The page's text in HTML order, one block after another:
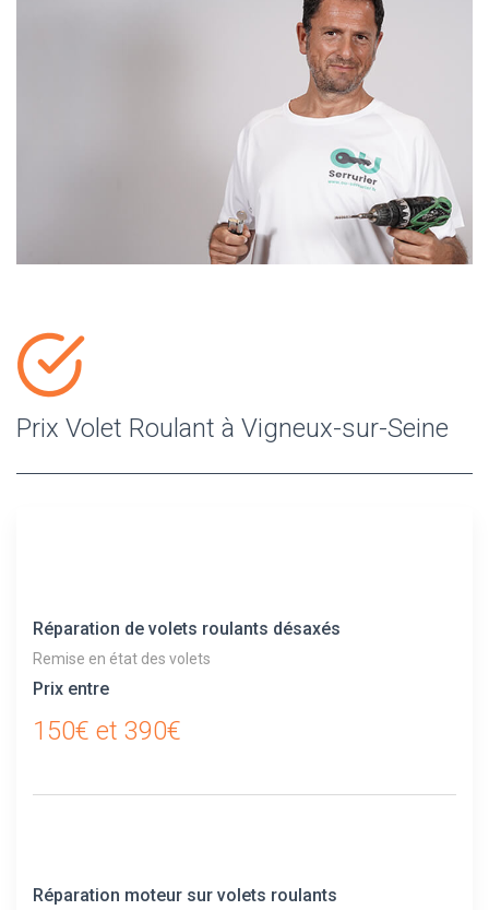
Prix Volet Roulant à Vigneux-sur-Seine
Réparation de volets roulants désaxés
Remise en état des volets
Prix entre
150€ et 390€
Réparation moteur sur volets roulants